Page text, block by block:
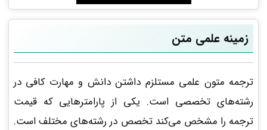
زمینه علمی متن
ترجمه متون علمی مستلزم داشتن دانش و مهارت کافی در
رشته‌های تخصصی است. یکی از پارامترهایی که قیمت
ترجمه را مشخص می‌کند تخصص در رشته‌های مختلف است.